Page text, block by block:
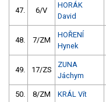
47. 6/V
HORÁK
David
48. 7/ZM
HOŘENÍ
Hynek
49. 17/ZS
ZUNA
Jáchym
50. 8/ZM KRÁL Vít